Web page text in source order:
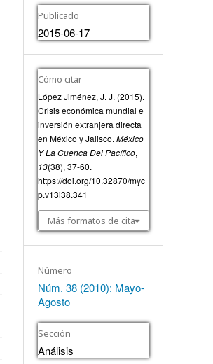
Publicado
2015-06-17
Cómo citar
López Jiménez, J. J. (2015).
Crisis económica mundial e
inversión extranjera directa
en México y Jalisco. México
Y La Cuenca Del Pacífico,
13(38), 37-60.
https://doi.org/10.32870/myc
p.v13i38.341
Más formatos de cita
Número
Núm. 38 (2010): Mayo-
Agosto
Sección
Análisis